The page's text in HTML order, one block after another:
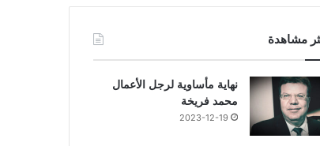
مشاهدة
نهاية مأساوية لرجل الأعمال
محمد فريخة
2023-12-19